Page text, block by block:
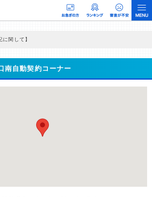
に関して】
ではなく、当編集部の調査／ユーザーへの口コミ収集な
した情報提供を行っています。
南自動契約コーナー